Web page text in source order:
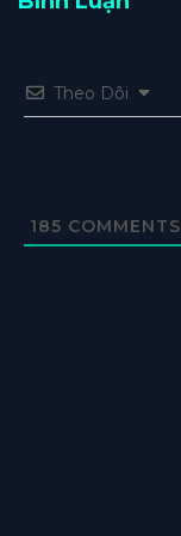
Theo Dõi
185 COMMENTS